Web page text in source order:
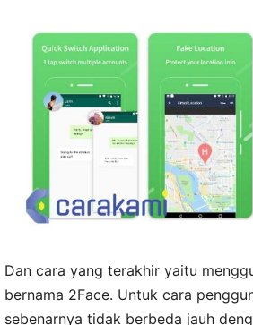
Dan cara yang terakhir yaitu
bernama 2Face. Untuk cara
sebenarnya tidak berbeda jauh